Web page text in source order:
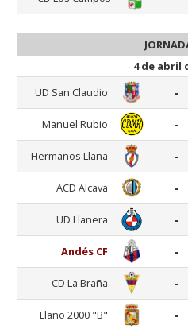
4 de abril
UD San Claudio
-
Manuel Rubio -
Hermanos Llana -
ACD Alcava -
UD Llanera -
Andés CF -
CD La Braña -
Llano 2000 "B" -